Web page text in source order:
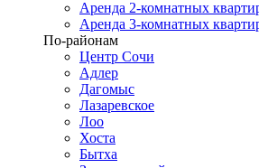
Аренда 2-комнатных
Аренда 3-комнатных
По-районам
Центр Сочи
Адлер
Дагомыс
Лазаревское
Лоо
Хоста
Бытха